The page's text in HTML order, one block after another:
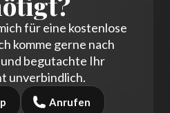
für eine kostenlose
komme gerne nach
begutachte Ihr
unverbindlich.
Anrufen